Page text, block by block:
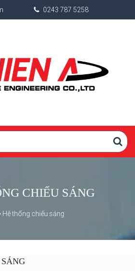
0243 787 5258
CHIẾU SÁNG
Hệ thống chiếu sáng